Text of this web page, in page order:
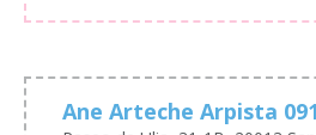
Ane Arteche Arpista